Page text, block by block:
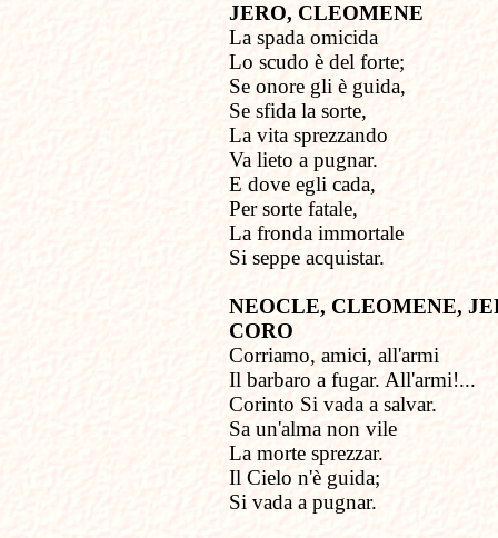
JERO, CLEOMENE
La spada omicida
Lo scudo è del forte;
Se onore gli è guida,
Se sfida la sorte,
La vita sprezzando
Va lieto a pugnar.
E dove egli cada,
Per sorte fatale,
La fronda immortale
Si seppe acquistar.
NEOCLE, CLEOMENE,
CORO
Corriamo, amici, all'armi
Il barbaro a fugar. All'armi!...
Corinto Si vada a salvar.
Sa un'alma non vile
La morte sprezzar.
Il Cielo n'è guida;
Si vada a pugnar.